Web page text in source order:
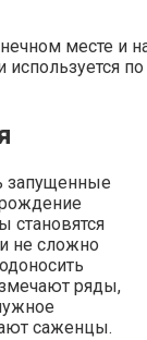
месте и
запущенные
становятся
не сложно
ряды,
саженцы.